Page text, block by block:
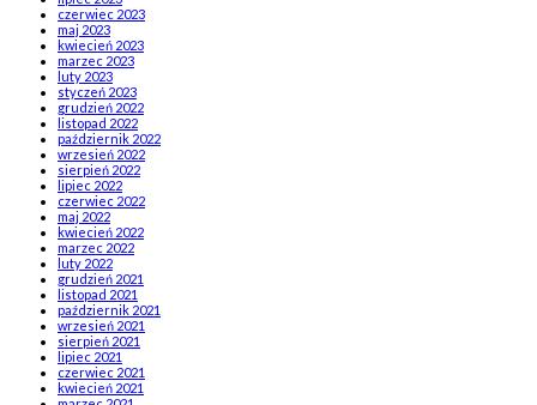
czerwiec 2023
maj 2023
kwiecień 2023
marzec 2023
luty 2023
styczeń 2023
grudzień 2022
listopad 2022
październik 2022
wrzesień 2022
sierpień 2022
lipiec 2022
czerwiec 2022
maj 2022
kwiecień 2022
marzec 2022
luty 2022
grudzień 2021
listopad 2021
październik 2021
wrzesień 2021
sierpień 2021
lipiec 2021
czerwiec 2021
kwiecień 2021